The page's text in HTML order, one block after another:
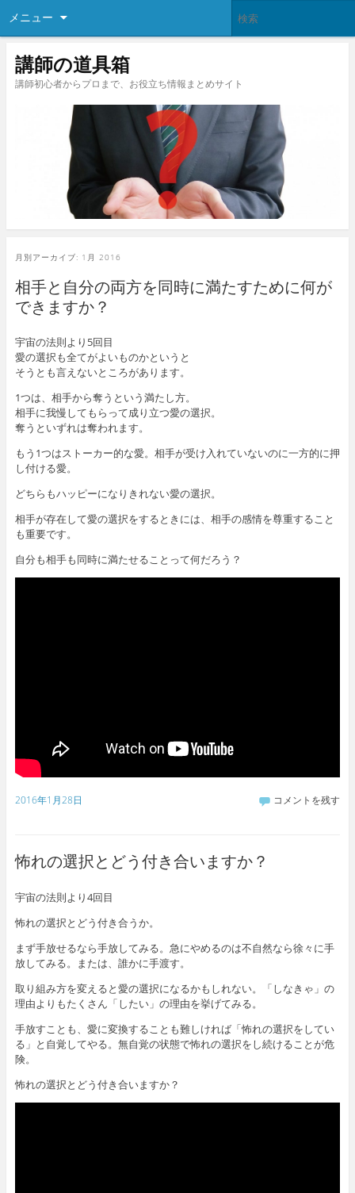
メニュー
講師の道具箱
講師初心者からプロまで、お役立ち情報まとめサイト
月別アーカイブ: 1月 2016
相手と自分の両方を同時に満たすために何が
できますか？
宇宙の法則より5回目
愛の選択も全てがよいものかというと
そうとも言えないところがあります。
1つは、相手から奪うという満たし方。
相手に我慢してもらって成り立つ愛の選択。
奪うといずれは奪われます。
もう1つはストーカー的な愛。相手が受け入れていないのに一方的に押
し付ける愛。
どちらもハッピーになりきれない愛の選択。
相手が存在して愛の選択をするときには、相手の感情を尊重すること
も重要です。
自分も相手も同時に満たせることって何だろう？
2016年1月28日 コメントを残す
怖れの選択とどう付き合いますか？
宇宙の法則より4回目
怖れの選択とどう付き合うか。
まず手放せるなら手放してみる。急にやめるのは不自然なら徐々に手
放してみる。または、誰かに手渡す。
取り組み方を変えると愛の選択になるかもしれない。「しなきゃ」の
理由よりもたくさん「したい」の理由を挙げてみる。
手放すことも、愛に変換することも難しければ「怖れの選択をしてい
る」と自覚してやる。無自覚の状態で怖れの選択をし続けることが危
険。
怖れの選択とどう付き合いますか？